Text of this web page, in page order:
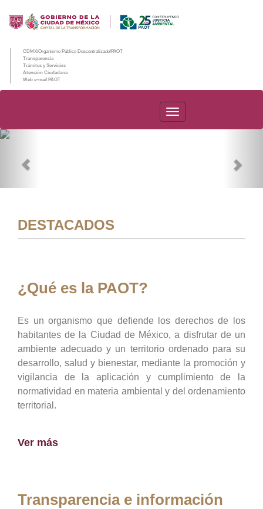
CDMX/Organismo Público Descentralizado/PAOT
Transparencia
Trámites y Servicios
Atención Ciudadana
Web e-mail PAOT
PAOT
DESTACADOS
¿Qué es la PAOT?
Es un organismo que defiende los derechos de los
habitantes de la Ciudad de México, a disfrutar de un
ambiente adecuado y un territorio ordenado para su
desarrollo, salud y bienestar, mediante la promoción y
vigilancia de la aplicación y cumplimiento de la
normatividad en materia ambiental y del ordenamiento
territorial.
Ver más
Transparencia e información